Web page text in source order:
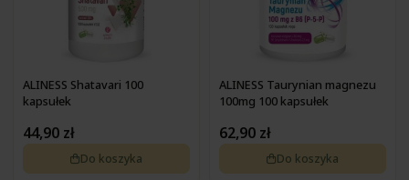
ALINESS Shatavari 100
kapsułek
44,90 zł
Do koszyka
ALINESS Taurynian magnezu
100mg 100 kapsułek
62,90 zł
Do koszyka